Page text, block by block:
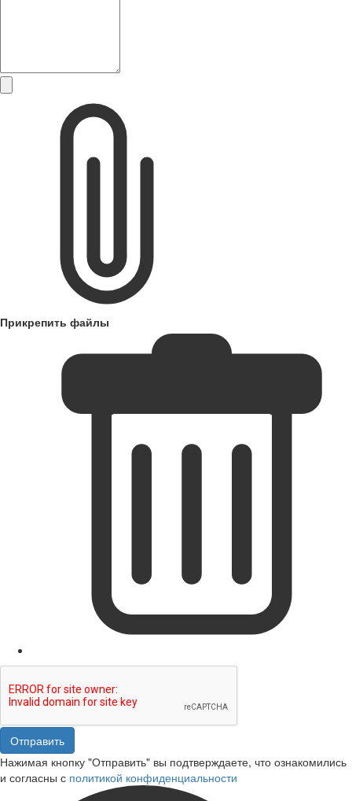
Прикрепить файлы
Отправить
Нажимая кнопку "Отправить" вы подтверждаете, что ознакомились
и согласны с политикой конфиденциальности